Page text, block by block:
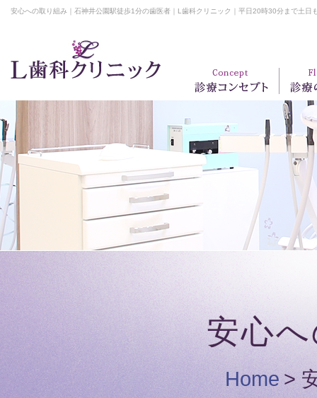
安心への取り組み｜石神井公園駅徒歩1分の歯医者｜L歯科クリニック｜平日20時30分まで土日
安心
Home >